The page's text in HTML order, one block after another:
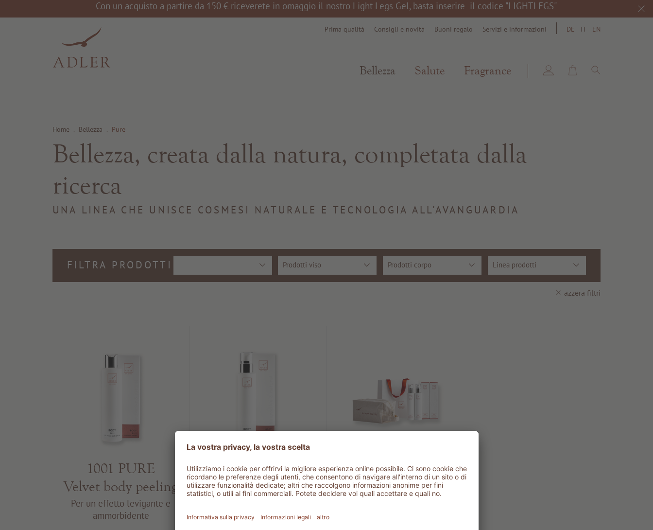
Con un acquisto a partire da 150 € riceverete in omaggio il nostro Light Legs Gel, basta inserire il codice "LIGHTLEGS"
Prima qualità Consigli e novità Buoni regalo Servizi e informazioni DE IT EN
Bellezza Salute Fragrance search
Home . Bellezza . Pure
Bellezza, creata dalla natura, completata dalla
ricerca
UNA LINEA CHE UNISCE COSMESI NATURALE E TECNOLOGIA ALL'AVANGUARDIA
FILTRA PRODOTTI Prodotti viso Prodotti corpo Linea prodotti
azzera filtri
1001 PURE
Velvet body peeling
Per un effetto levigante e
ammorbidente
1002 PURE
Velvet body oil
vellutante
Set regalo corpo
Sorprendete chi vi sta a cuore
con i nostri prodotti spa!